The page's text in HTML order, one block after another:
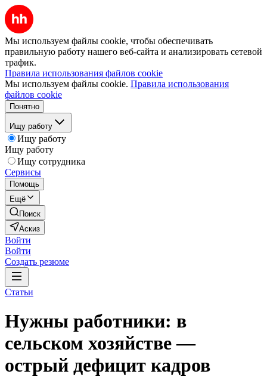
Мы используем файлы cookie, чтобы обеспечивать
правильную работу нашего веб-сайта и анализировать сетевой
трафик.
Правила использования файлов cookie
Мы используем файлы cookie. Правила использования
файлов cookie
Понятно
Ищу работу
Ищу работу
Ищу работу
Ищу сотрудника
Сервисы
Помощь
Ещё
Поиск
Аскиз
Войти
Войти
Создать резюме
Статьи
Нужны работники: в
сельском хозяйстве —
острый дефицит кадров